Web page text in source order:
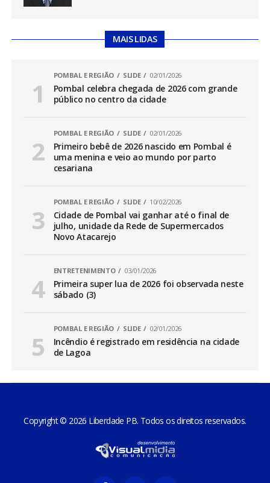
MAIS LIDAS
POMBAL E REGIÃO SLIDE 02/01/2026
Pombal celebra chegada de 2026 com grande
público no centro da cidade
POMBAL E REGIÃO SLIDE 02/01/2026
Primeiro bebê de 2026 nascido em Pombal é
uma menina e veio ao mundo por parto
cesariana
POMBAL E REGIÃO SLIDE 10/02/2026
Cidade de Pombal vai ganhar até o final de
julho, unidade da Rede de Supermercados
Novo Atacarejo
ENTRETENIMENTO 03/01/2026
Primeira super lua de 2026 foi observada neste
sábado (3)
POMBAL E REGIÃO SLIDE 02/01/2026
Incêndio é registrado em residência na cidade
de Lagoa
Copyright © 2026 Liberdade PB. Todos os direitos reservados.